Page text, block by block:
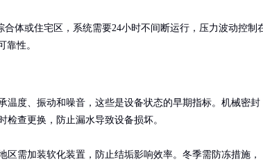
体或住宅区，系统需要24小时不间断运行，压力波动控制
靠性。
温度、振动和噪音，这些是设备状态的早期指标。机械密封
检查更换，防止漏水导致设备损坏。
区需加装软化装置，防止结垢影响效率。冬季需防冻措施，